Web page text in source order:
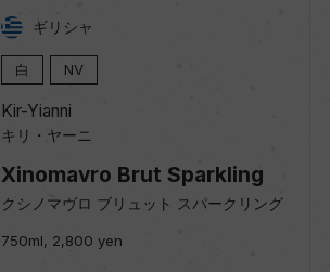
ギリシャ
白 NV
Kir-Yianni
キリ・ヤーニ
Xinomavro Brut Sparkling
クシノマヴロ ブリュット スパークリング
750ml, 2,800 yen